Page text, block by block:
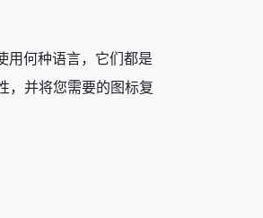
用何种语言，它们都是
，并将您需要的图标复